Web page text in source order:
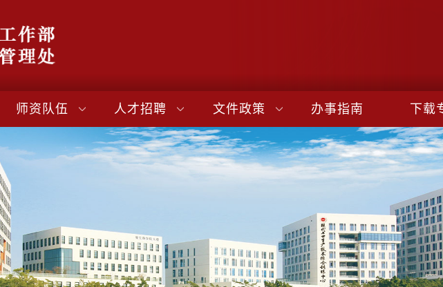
师资队伍 人才招聘 文件政策 办事指南 下载